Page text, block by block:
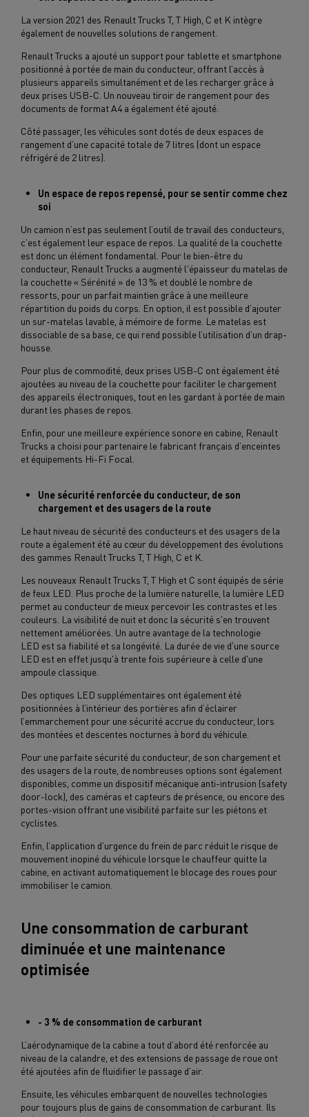
La version 2021 des Renault Trucks T, T High, C et K intègre
également de nouvelles solutions de rangement.
Renault Trucks a ajouté un support pour tablette et smartphone
positionné à portée de main du conducteur, offrant l’accès à
plusieurs appareils simultanément et de les recharger grâce à
deux prises USB-C. Un nouveau tiroir de rangement pour des
documents de format A4 a également été ajouté.
Côté passager, les véhicules sont dotés de deux espaces de
rangement d’une capacité totale de 7 litres (dont un espace
réfrigéré de 2 litres).
Un espace de repos repensé, pour se sentir comme chez
soi
Un camion n’est pas seulement l’outil de travail des conducteurs,
c’est également leur espace de repos. La qualité de la couchette
est donc un élément fondamental. Pour le bien-être du
conducteur, Renault Trucks a augmenté l'épaisseur du matelas de
la couchette « Sérénité » de 13 % et doublé le nombre de
ressorts, pour un parfait maintien grâce à une meilleure
répartition du poids du corps. En option, il est possible d’ajouter
un sur-matelas lavable, à mémoire de forme. Le matelas est
dissociable de sa base, ce qui rend possible l’utilisation d’un drap-
housse.
Pour plus de commodité, deux prises USB-C ont également été
ajoutées au niveau de la couchette pour faciliter le chargement
des appareils électroniques, tout en les gardant à portée de main
durant les phases de repos.
Enfin, pour une meilleure expérience sonore en cabine, Renault
Trucks a choisi pour partenaire le fabricant français d’enceintes
et équipements Hi-Fi Focal.
Une sécurité renforcée du conducteur, de son
chargement et des usagers de la route
Le haut niveau de sécurité des conducteurs et des usagers de la
route a également été au cœur du développement des évolutions
des gammes Renault Trucks T, T High, C et K.
Les nouveaux Renault Trucks T, T High et C sont équipés de série
de feux LED. Plus proche de la lumière naturelle, la lumière LED
permet au conducteur de mieux percevoir les contrastes et les
couleurs. La visibilité de nuit et donc la sécurité s'en trouvent
nettement améliorées. Un autre avantage de la technologie
LED est sa fiabilité et sa longévité. La durée de vie d'une source
LED est en effet jusqu'à trente fois supérieure à celle d'une
ampoule classique.
Des optiques LED supplémentaires ont également été
positionnées à l’intérieur des portières afin d’éclairer
l’emmarchement pour une sécurité accrue du conducteur, lors
des montées et descentes nocturnes à bord du véhicule.
Pour une parfaite sécurité du conducteur, de son chargement et
des usagers de la route, de nombreuses options sont également
disponibles, comme un dispositif mécanique anti-intrusion (safety
door-lock), des caméras et capteurs de présence, ou encore des
portes-vision offrant une visibilité parfaite sur les piétons et
cyclistes.
Enfin, l’application d’urgence du frein de parc réduit le risque de
mouvement inopiné du véhicule lorsque le chauffeur quitte la
cabine, en activant automatiquement le blocage des roues pour
immobiliser le camion.
Une consommation de carburant
diminuée et une maintenance
optimisée
- 3 % de consommation de carburant
L’aérodynamique de la cabine a tout d’abord été renforcée au
niveau de la calandre, et des extensions de passage de roue ont
été ajoutées afin de fluidifier le passage d’air.
Ensuite, les véhicules embarquent de nouvelles technologies
pour toujours plus de gains de consommation de carburant. Ils